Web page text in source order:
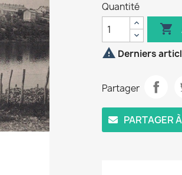
Quantité

 Derniers
Partager
PARTAGER